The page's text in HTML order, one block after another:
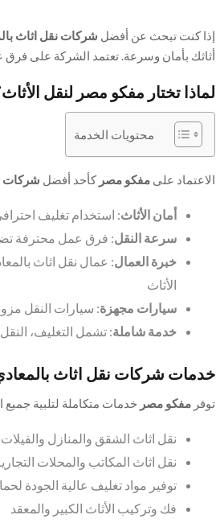
إذا كنت تبحث عن أفضل شركات نقل اثاث
أثاثك بأمان وسرعة. تعتمد الشركة على
المكان الجديد.
لماذا تختار مفكو مصر لنقل
محتويات الخدمة
الاعتماد على مفكو مصر كأحد أفضل شركات
أمان الأثاث: استخدام تغليف
سرعة النقل: فرق عمل محترفة
خبرة العمال: عمال نقل اثاث
الأثاث
سيارات مجهزة: سيارات النقل
خدمة شاملة: تشمل التغليف،
خدمات شركات نقل اثاث
توفر مفكو مصر خدمات متكاملة لتلبية جميع
نقل اثاث الشقق والمنازل
نقل اثاث المكاتب والمحلات
توفير مواد تغليف عالية الجودة
فك وتركيب الأثاث الكبير والمعقد